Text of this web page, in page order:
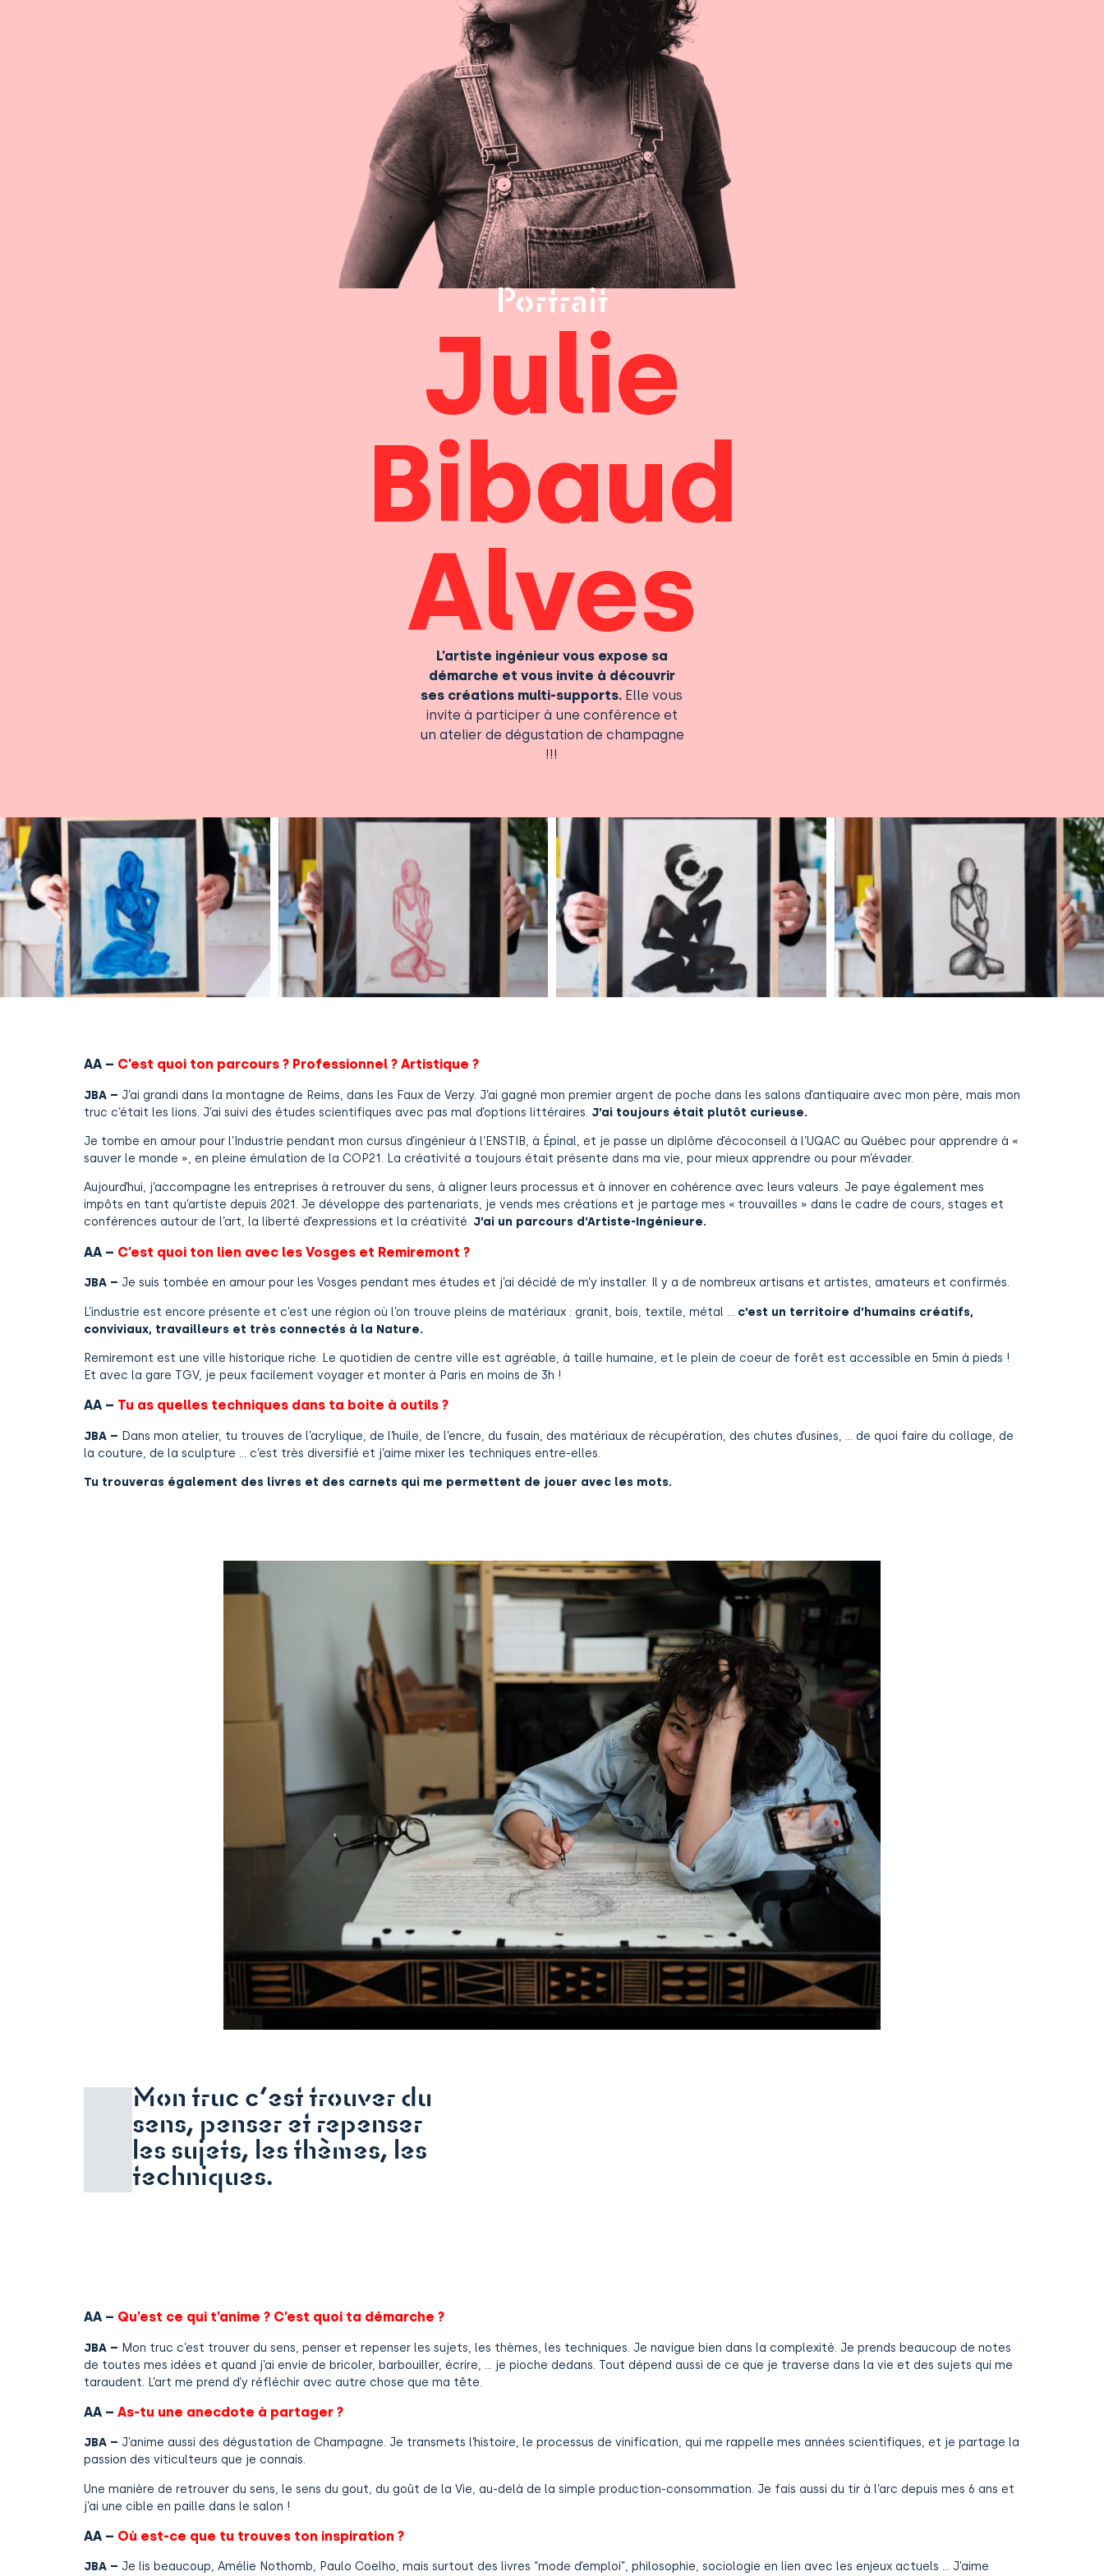
Portrait
Julie
Bibaud
Alves
L’artiste ingénieur vous expose sa
démarche et vous invite à découvrir
ses créations multi-supports. Elle vous
invite à participer à une conférence et
un atelier de dégustation de champagne
!!!
AA – C’est quoi ton parcours ? Professionnel ? Artistique ?
JBA – J’ai grandi dans la montagne de Reims, dans les Faux de Verzy. J’ai gagné mon premier argent de poche dans les salons d’antiquaire avec mon père, mais mon
truc c’était les lions. J’ai suivi des études scientifiques avec pas mal d’options littéraires. J’ai toujours était plutôt curieuse.
Je tombe en amour pour l’Industrie pendant mon cursus d’ingénieur à l’ENSTIB, à Épinal, et je passe un diplôme d’écoconseil à l’UQAC au Québec pour apprendre à «
sauver le monde », en pleine émulation de la COP21. La créativité a toujours était présente dans ma vie, pour mieux apprendre ou pour m’évader.
Aujourd’hui, j’accompagne les entreprises à retrouver du sens, à aligner leurs processus et à innover en cohérence avec leurs valeurs. Je paye également mes
impôts en tant qu’artiste depuis 2021. Je développe des partenariats, je vends mes créations et je partage mes « trouvailles » dans le cadre de cours, stages et
conférences autour de l’art, la liberté d’expressions et la créativité. J’ai un parcours d’Artiste-Ingénieure.
AA – C’est quoi ton lien avec les Vosges et Remiremont ?
JBA – Je suis tombée en amour pour les Vosges pendant mes études et j’ai décidé de m’y installer. Il y a de nombreux artisans et artistes, amateurs et confirmés.
L’industrie est encore présente et c’est une région où l’on trouve pleins de matériaux : granit, bois, textile, métal … c’est un territoire d’humains créatifs,
conviviaux, travailleurs et très connectés à la Nature.
Remiremont est une ville historique riche. Le quotidien de centre ville est agréable, à taille humaine, et le plein de coeur de forêt est accessible en 5min à pieds !
Et avec la gare TGV, je peux facilement voyager et monter à Paris en moins de 3h !
AA – Tu as quelles techniques dans ta boite à outils ?
JBA – Dans mon atelier, tu trouves de l’acrylique, de l’huile, de l’encre, du fusain, des matériaux de récupération, des chutes d’usines, … de quoi faire du collage, de
la couture, de la sculpture … c’est très diversifié et j’aime mixer les techniques entre-elles.
Tu trouveras également des livres et des carnets qui me permettent de jouer avec les mots.
Mon truc c’est trouver du
sens, penser et repenser
les sujets, les thèmes, les
techniques.
AA – Qu’est ce qui t’anime ? C’est quoi ta démarche ?
JBA – Mon truc c’est trouver du sens, penser et repenser les sujets, les thèmes, les techniques. Je navigue bien dans la complexité. Je prends beaucoup de notes
de toutes mes idées et quand j’ai envie de bricoler, barbouiller, écrire, … je pioche dedans. Tout dépend aussi de ce que je traverse dans la vie et des sujets qui me
taraudent. L’art me prend d’y réfléchir avec autre chose que ma tête.
AA – As-tu une anecdote à partager ?
JBA – J’anime aussi des dégustation de Champagne. Je transmets l’histoire, le processus de vinification, qui me rappelle mes années scientifiques, et je partage la
passion des viticulteurs que je connais.
Une manière de retrouver du sens, le sens du gout, du goût de la Vie, au-delà de la simple production-consommation. Je fais aussi du tir à l’arc depuis mes 6 ans et
j’ai une cible en paille dans le salon !
AA – Où est-ce que tu trouves ton inspiration ?
JBA – Je lis beaucoup, Amélie Nothomb, Paulo Coelho, mais surtout des livres “mode d’emploi”, philosophie, sociologie en lien avec les enjeux actuels … J’aime